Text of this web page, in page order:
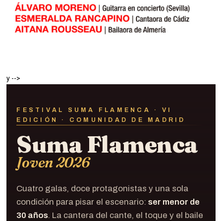
y -->
FESTIVAL SUMA FLAMENCA · VI
EDICIÓN · COMUNIDAD DE MADRID
Suma Flamenca
Joven 2026
Cuatro galas, doce protagonistas y una sola
condición para pisar el escenario:ser menor de
30 años. La cantera del cante, el toque y el baile